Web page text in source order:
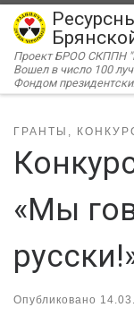
Перейти к
Проект БРОО СКППН
Вошел в число 100
Фондом
ГРАНТЫ,
«Мы
Опубликовано